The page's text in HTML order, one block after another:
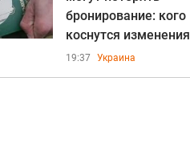
бронирование: кого
коснутся изменения
19:37 Украина